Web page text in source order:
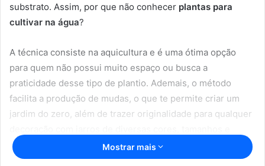
substrato. Assim, por que não conhecer plantas para
cultivar na água?
A técnica consiste na aquicultura e é uma ótima opção
para quem não possui muito espaço ou busca a
praticidade desse tipo de plantio. Ademais, o método
facilita a produção de mudas, o que te permite criar um
jardim do zero, além de trazer originalidade para qualquer
formatos. Confira abaixo 3plantas para cultivar na água
e inspire-se.
Mostrar mais